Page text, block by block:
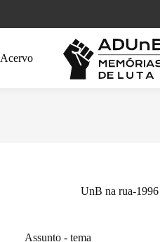
Acervo
UnB na rua-1996
Assunto - tema